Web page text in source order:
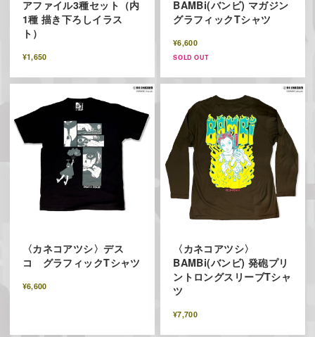
アファイル3種セット（内
1種 描き下ろしイラス
ト）
¥1,650
BAMBi(バンビ) マガジン
グラフィックTシャツ
¥6,600
SOLD OUT
〈カネコアツシ〉デス
コ グラフィックTシャツ
¥6,600
〈カネコアツシ〉
BAMBi(バンビ) 発砲プリ
ントロングスリーブTシャ
ツ
¥7,700